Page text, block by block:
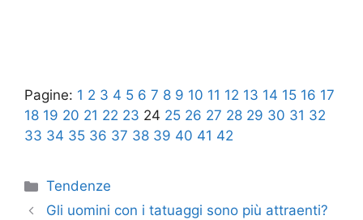
Pagine: 1 2 3 4 5 6 7 8 9 10 11 12 13 14 15 16 17
18 19 20 21 22 23 24 25 26 27 28 29 30 31 32
33 34 35 36 37 38 39 40 41 42
Categorie
Tendenze
Gli uomini con i tatuaggi sono più attraenti?